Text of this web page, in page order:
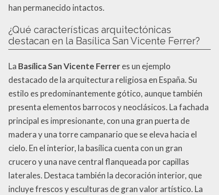
han permanecido intactos.
¿Qué características arquitectónicas
destacan en la Basílica San Vicente Ferrer?
La Basílica San Vicente Ferreres un ejemplo
destacado de la arquitectura religiosa en España. Su
estilo es predominantemente gótico, aunque también
presenta elementos barrocos y neoclásicos. La fachada
principal es impresionante, con una gran puerta de
madera y una torre campanario que se eleva hacia el
cielo. En el interior, la basílica cuenta con un gran
crucero y una nave central flanqueada por capillas
laterales. Destaca también la decoración interior, que
incluye frescos y esculturas de gran valor artístico. La